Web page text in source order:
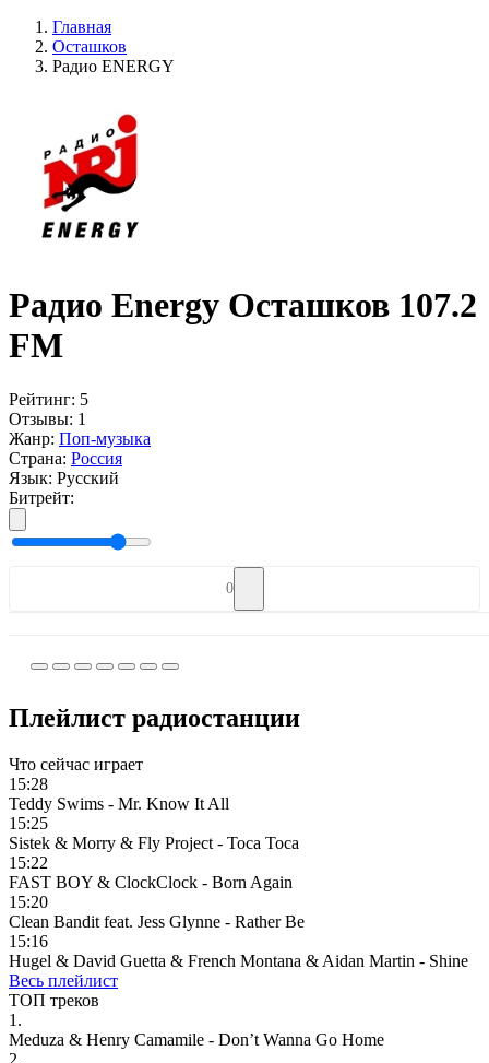
Главная
Осташков
Радио ENERGY
Радио Energy Осташков 107.2
FM
Рейтинг: 5
Отзывы: 1
Жанр: Поп-музыка
Страна: Россия
Язык: Русский
Битрейт:
0
Плейлист радиостанции
Что сейчас играет
15:28
Teddy Swims - Mr. Know It All
15:25
Sistek & Morry & Fly Project - Toca Toca
15:22
FAST BOY & ClockClock - Born Again
15:20
Clean Bandit feat. Jess Glynne - Rather Be
15:16
Hugel & David Guetta & French Montana & Aidan Martin - Shine
Весь плейлист
ТОП треков
1.
Meduza & Henry Camamile - Don’t Wanna Go Home
2.